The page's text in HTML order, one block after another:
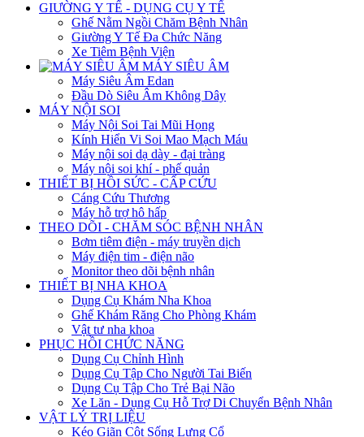
GIƯỜNG Y TẾ - DỤNG CỤ Y TẾ
Ghế Nằm Ngồi Chăm Bệnh Nhân
Giường Y Tế Đa Chức Năng
Xe Tiêm Bệnh Viện
MÁY SIÊU ÂM
Máy Siêu Âm Edan
Đầu Dò Siêu Âm Không Dây
MÁY NỘI SOI
Máy Nội Soi Tai Mũi Họng
Kính Hiển Vi Soi Mao Mạch Máu
Máy nội soi dạ dày - đại tràng
Máy nội soi khí - phế quản
THIẾT BỊ HỒI SỨC - CẤP CỨU
Cáng Cứu Thương
Máy hỗ trợ hô hấp
THEO DÕI - CHĂM SÓC BỆNH NHÂN
Bơm tiêm điện - máy truyền dịch
Máy điện tim - điện não
Monitor theo dõi bệnh nhân
THIẾT BỊ NHA KHOA
Dụng Cụ Khám Nha Khoa
Ghế Khám Răng Cho Phòng Khám
Vật tư nha khoa
PHỤC HỒI CHỨC NĂNG
Dụng Cụ Chỉnh Hình
Dụng Cụ Tập Cho Người Tai Biến
Dụng Cụ Tập Cho Trẻ Bại Não
Xe Lăn - Dụng Cụ Hỗ Trợ Di Chuyển Bệnh Nhân
VẬT LÝ TRỊ LIỆU
Kéo Giãn Cột Sống Lưng Cổ